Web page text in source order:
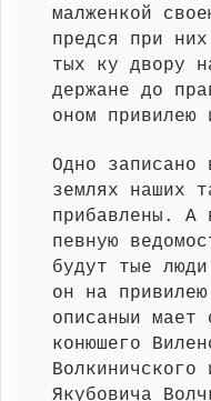
малженкой
предся при
тых ку двору
держане до
оном привилею
Одно записано
землях наших
прибавлены. А
певную
будут тые
он на
описаныи
конюшего
Якубовича